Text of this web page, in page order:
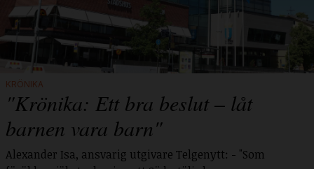
KRÖNIKA
"Krönika: Ett bra beslut – låt
barnen vara barn"
Alexander Isa, ansvarig utgivare Telgenytt: - "Som